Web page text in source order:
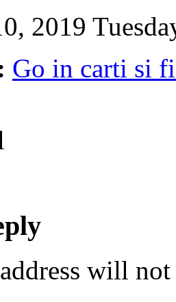
2019
Go in carti si
will